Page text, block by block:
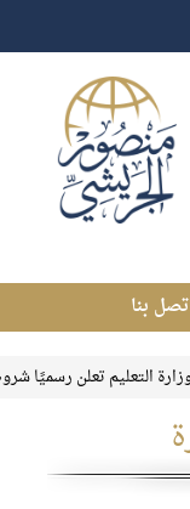
بنا
تعلن رسميًا شروط